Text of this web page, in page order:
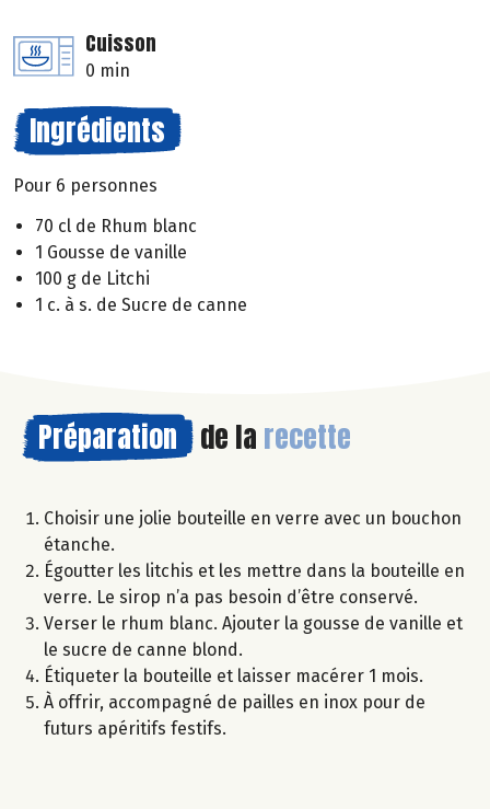
Cuisson
0 min
Ingrédients
Pour 6 personnes
70 cl de Rhum blanc
1 Gousse de vanille
100 g de Litchi
1 c. à s. de Sucre de canne
Préparation de la recette
Choisir une jolie bouteille en verre avec un bouchon
étanche.
Égoutter les litchis et les mettre dans la bouteille en
verre. Le sirop n’a pas besoin d’être conservé.
Verser le rhum blanc. Ajouter la gousse de vanille et
le sucre de canne blond.
Étiqueter la bouteille et laisser macérer 1 mois.
À offrir, accompagné de pailles en inox pour de
futurs apéritifs festifs.